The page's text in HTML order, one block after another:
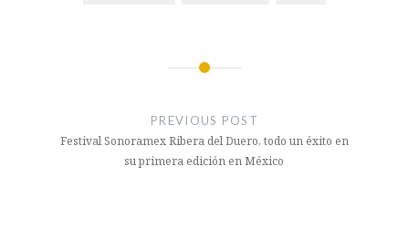
entradas
PREVIOUS POST
Festival Sonoramex Ribera del Duero, todo un éxito en
su primera edición en México